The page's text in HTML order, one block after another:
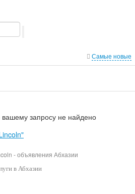
Самые новые
запросу не найдено
- объявления Абхазии
в Абхазии